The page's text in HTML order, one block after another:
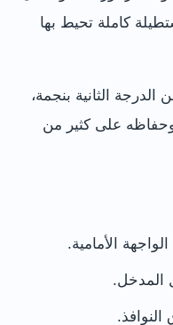
كاملة تحيط بها
الدرجة الثانية بنجمة،
وحفاظه على كثير من
الأمامية.
المدخل.
النوافذ.